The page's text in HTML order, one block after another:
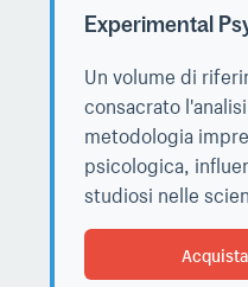
Experimental
Un volume di
consacrato
metodologia
psicologica,
studiosi nelle